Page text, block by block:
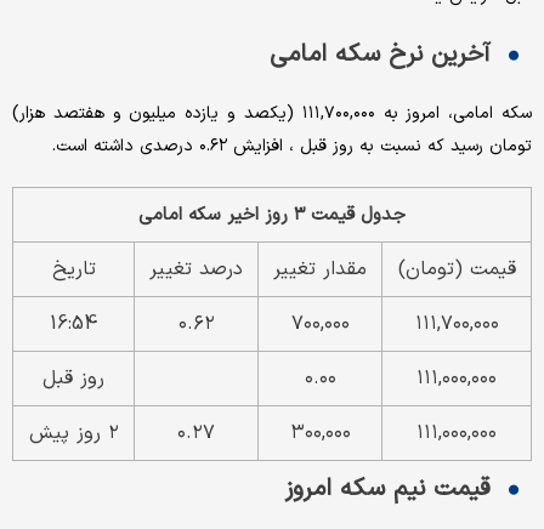
آخرین نرخ سکه امامی
سکه امامی، امروز به ۱۱۱,۷۰۰,۰۰۰ (یکصد و یازده میلیون و هفتصد هزار)
تومان رسید که نسبت به روز قبل ، افزایش ۰.۶۲ درصدی داشته است.
جدول قیمت ۳ روز اخیر سکه امامی
قیمت (تومان) مقدار تغییر درصد تغییر
تاریخ
۱۱۱,۷۰۰,۰۰۰
۷۰۰,۰۰۰ ۰.۶۲
16:54
۱۱۱,۰۰۰,۰۰۰
۰.۰۰
روز قبل
۱۱۱,۰۰۰,۰۰۰
۳۰۰,۰۰۰ ۰.۲۷ ۲ روز پیش
قیمت نیم سکه امروز